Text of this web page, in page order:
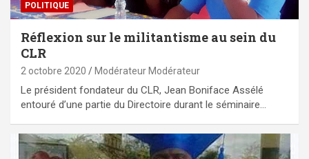
POLITIQUE
Réflexion sur le militantisme au sein du
CLR
2 octobre 2020 Modérateur Modérateur
Le président fondateur du CLR, Jean Boniface Assélé
entouré d’une partie du Directoire durant le séminaire…